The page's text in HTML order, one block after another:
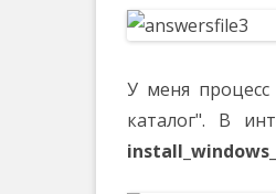
У меня процесс
каталог". В